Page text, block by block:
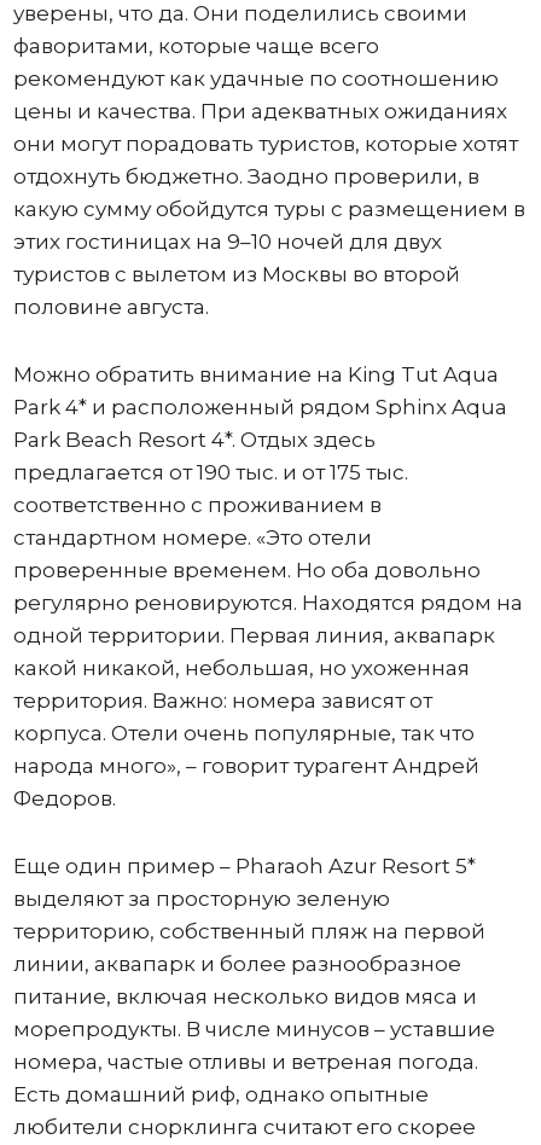
уверены, что да. Они поделились своими
фаворитами, которые чаще всего
рекомендуют как удачные по соотношению
цены и качества. При адекватных ожиданиях
они могут порадовать туристов, которые хотят
отдохнуть бюджетно. Заодно проверили, в
какую сумму обойдутся туры с размещением в
этих гостиницах на 9–10 ночей для двух
туристов с вылетом из Москвы во второй
половине августа.
Можно обратить внимание на King Tut Aqua
Park 4* и расположенный рядом Sphinx Aqua
Park Beach Resort 4*. Отдых здесь
предлагается от 190 тыс. и от 175 тыс.
соответственно с проживанием в
стандартном номере. «Это отели
проверенные временем. Но оба довольно
регулярно реновируются. Находятся рядом на
одной территории. Первая линия, аквапарк
какой никакой, небольшая, но ухоженная
территория. Важно: номера зависят от
корпуса. Отели очень популярные, так что
народа много», – говорит турагент Андрей
Федоров.
Еще один пример – Pharaoh Azur Resort 5*
выделяют за просторную зеленую
территорию, собственный пляж на первой
линии, аквапарк и более разнообразное
питание, включая несколько видов мяса и
морепродукты. В числе минусов – уставшие
номера, частые отливы и ветреная погода.
Есть домашний риф, однако опытные
любители снорклинга считают его скорее